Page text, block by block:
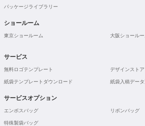
パッケージライブラリー
ショールーム
東京ショールーム 大阪ショールー
サービス
無料ロゴテンプレート デザインストア
紙袋テンプレートダウンロード 紙袋入稿デー
サービスオプション
エンボスバッグ リボンバッグ
特殊製袋バッグ